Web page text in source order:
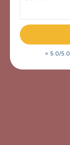
⭐ 5.0/5.0